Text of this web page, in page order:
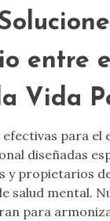
entre
Vida
efectivas para el
diseñadas
y propietarios
salud mental.
para